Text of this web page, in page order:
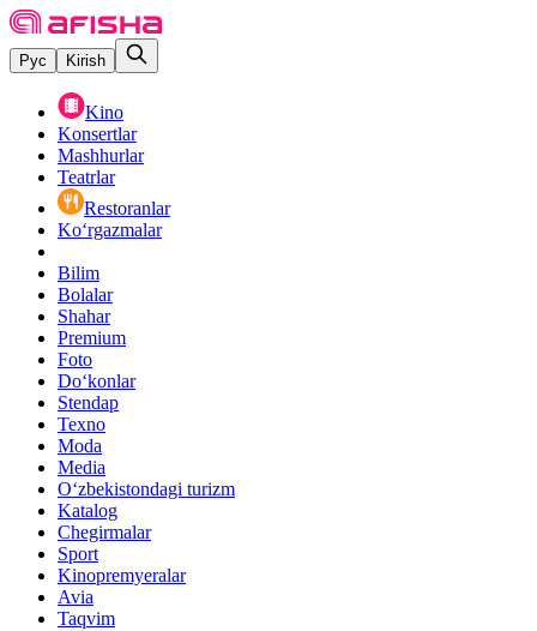
Рус Kirish
Kino
Konsertlar
Mashhurlar
Teatrlar
Restoranlar
Ko‘rgazmalar
Bilim
Bolalar
Shahar
Premium
Foto
Do‘konlar
Stendap
Texno
Moda
Media
O‘zbekistondagi turizm
Katalog
Chegirmalar
Sport
Kinopremyeralar
Avia
Taqvim